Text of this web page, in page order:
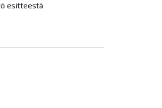
esitteestä